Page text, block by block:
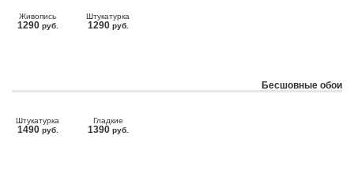
Живопись
1290 руб.
Штукатурка
1290 руб.
Бесшовные обои
Штукатурка
1490 руб.
Гладкие
1390 руб.